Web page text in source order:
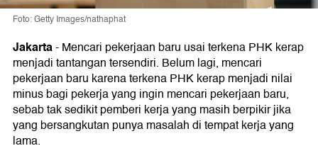
Foto: Getty Images/nathaphat
Jakarta-Mencari pekerjaan baru usai terkena PHK kerap
menjadi tantangan tersendiri. Belum lagi, mencari
pekerjaan baru karena terkena PHK kerap menjadi nilai
minus bagi pekerja yang ingin mencari pekerjaan baru,
sebab tak sedikit pemberi kerja yang masih berpikir jika
yang bersangkutan punya masalah di tempat kerja yang
lama.